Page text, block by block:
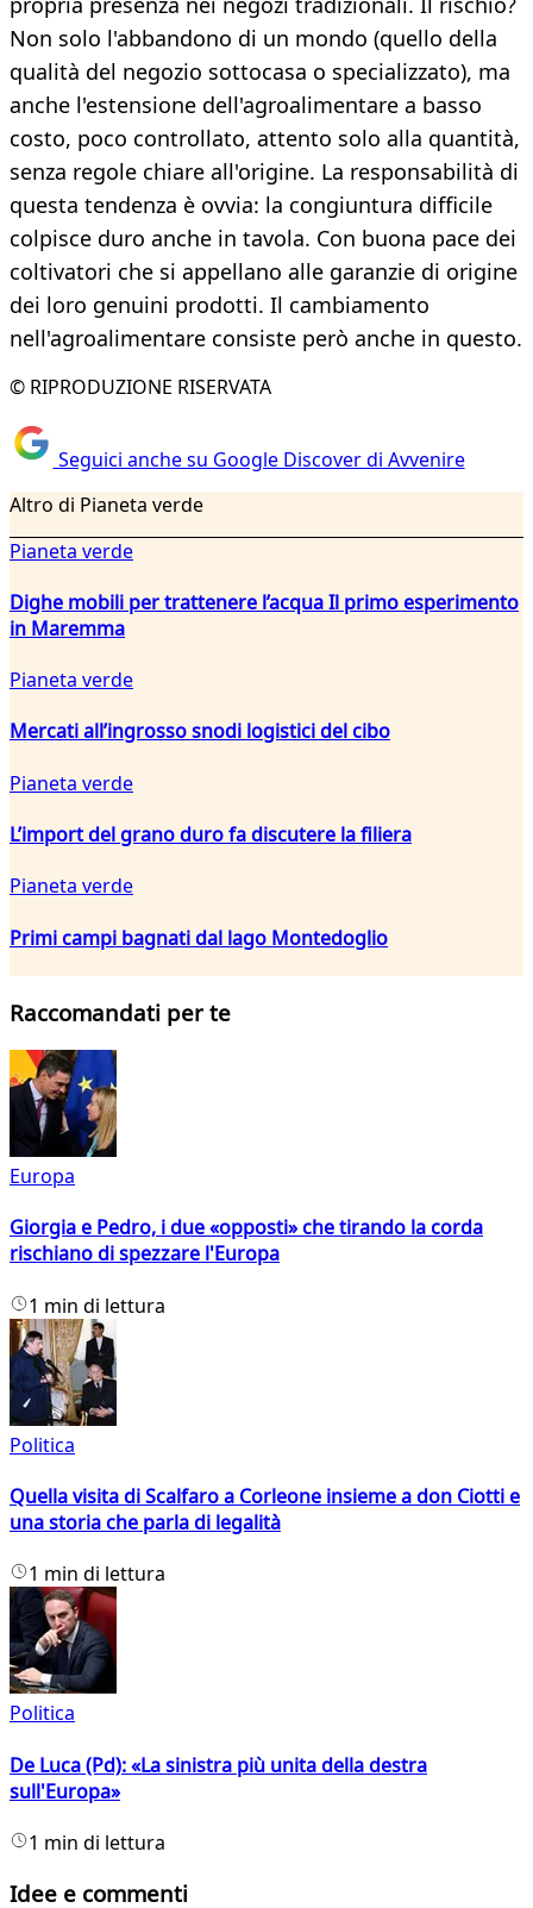
Non solo l'abbandono di un mondo (quello della
qualità del negozio sottocasa o specializzato), ma
anche l'estensione dell'agroalimentare a basso
costo, poco controllato, attento solo alla quantità,
senza regole chiare all'origine. La responsabilità di
questa tendenza è ovvia: la congiuntura difficile
colpisce duro anche in tavola. Con buona pace dei
coltivatori che si appellano alle garanzie di origine
dei loro genuini prodotti. Il cambiamento
nell'agroalimentare consiste però anche in questo.
© RIPRODUZIONE RISERVATA
Seguici anche su Google Discover di Avvenire
Altro di Pianeta verde
Pianeta verde
Dighe mobili per trattenere l’acqua Il primo esperimento
in Maremma
Pianeta verde
Mercati all’ingrosso snodi logistici del cibo
Pianeta verde
L’import del grano duro fa discutere la filiera
Pianeta verde
Primi campi bagnati dal lago Montedoglio
Raccomandati per te
Europa
Giorgia e Pedro, i due «opposti» che tirando la corda
rischiano di spezzare l'Europa
1 min di lettura
Politica
Quella visita di Scalfaro a Corleone insieme a don Ciotti e
una storia che parla di legalità
1 min di lettura
Politica
De Luca (Pd): «La sinistra più unita della destra
sull'Europa»
1 min di lettura
Idee e commenti